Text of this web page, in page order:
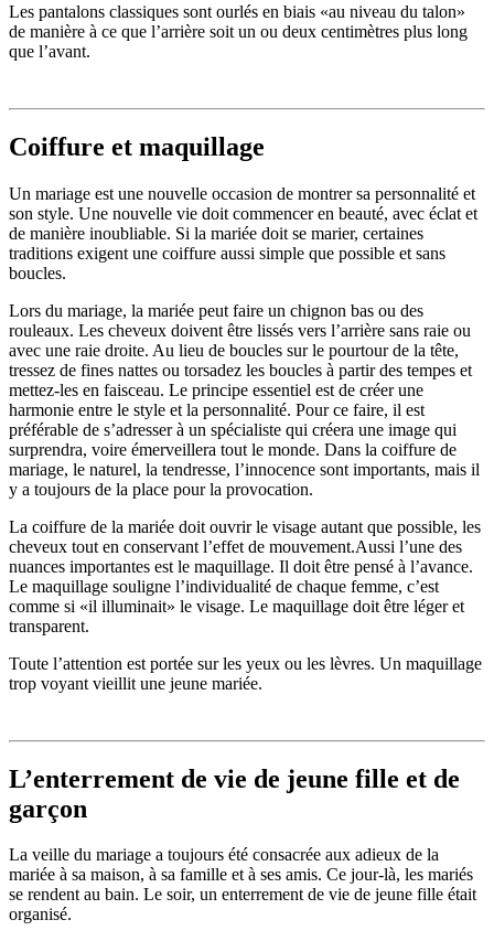
Les pantalons classiques sont ourlés en biais «au niveau du talon»
de manière à ce que l’arrière soit un ou deux centimètres plus long
que l’avant.
Coiffure et maquillage
Un mariage est une nouvelle occasion de montrer sa personnalité et
son style. Une nouvelle vie doit commencer en beauté, avec éclat et
de manière inoubliable. Si la mariée doit se marier, certaines
traditions exigent une coiffure aussi simple que possible et sans
boucles.
Lors du mariage, la mariée peut faire un chignon bas ou des
rouleaux. Les cheveux doivent être lissés vers l’arrière sans raie ou
avec une raie droite. Au lieu de boucles sur le pourtour de la tête,
tressez de fines nattes ou torsadez les boucles à partir des tempes et
mettez-les en faisceau. Le principe essentiel est de créer une
harmonie entre le style et la personnalité. Pour ce faire, il est
préférable de s’adresser à un spécialiste qui créera une image qui
surprendra, voire émerveillera tout le monde. Dans la coiffure de
mariage, le naturel, la tendresse, l’innocence sont importants, mais il
y a toujours de la place pour la provocation.
La coiffure de la mariée doit ouvrir le visage autant que possible, les
cheveux tout en conservant l’effet de mouvement.Aussi l’une des
nuances importantes est le maquillage. Il doit être pensé à l’avance.
Le maquillage souligne l’individualité de chaque femme, c’est
comme si «il illuminait» le visage. Le maquillage doit être léger et
transparent.
Toute l’attention est portée sur les yeux ou les lèvres. Un maquillage
trop voyant vieillit une jeune mariée.
L’enterrement de vie de jeune fille et de
garçon
La veille du mariage a toujours été consacrée aux adieux de la
mariée à sa maison, à sa famille et à ses amis. Ce jour-là, les mariés
se rendent au bain. Le soir, un enterrement de vie de jeune fille était
organisé.